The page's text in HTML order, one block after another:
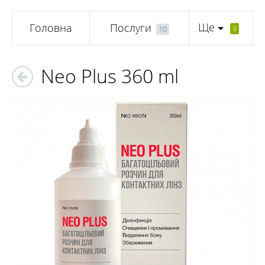
Головна Послуги 10 Ще 9
Neo Plus 360 ml